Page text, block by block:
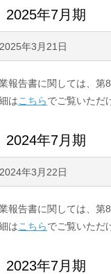
2025年7月期
2025年3月21日
報告書に関しては、第
はこちらでご覧いただ
2024年7月期
2024年3月22日
報告書に関しては、第
はこちらでご覧いただ
2023年7月期